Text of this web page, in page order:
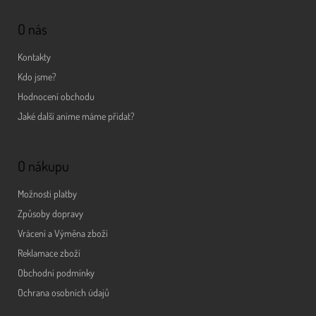
O nás
Kontakty
Kdo jsme?
Hodnocení obchodu
Jaké další anime máme přidat?
O nákupu
Možnosti platby
Způsoby dopravy
Vrácení a Výměna zboží
Reklamace zboží
Obchodní podmínky
Ochrana osobních údajů